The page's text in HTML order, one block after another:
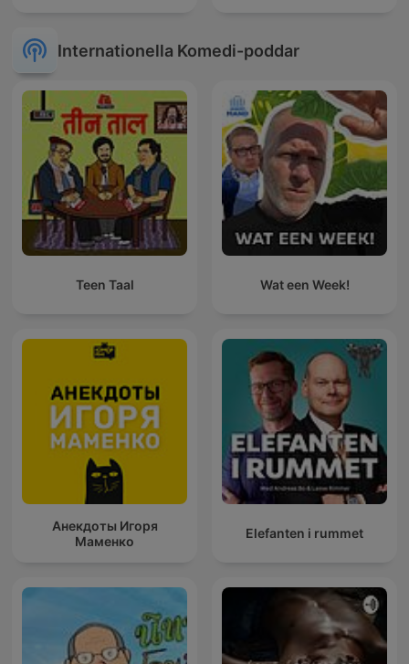
Internationella Komedi-poddar
Teen Taal Wat een Week!
Анекдоты Игоря
Маменко
Elefanten i rummet